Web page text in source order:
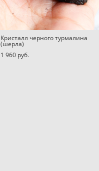
Кристалл черного турмалина
(шерла)
1 960 pуб.